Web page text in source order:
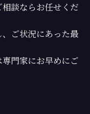
談ならお任せくだ
ご状況にあった最
門家にお早めにご